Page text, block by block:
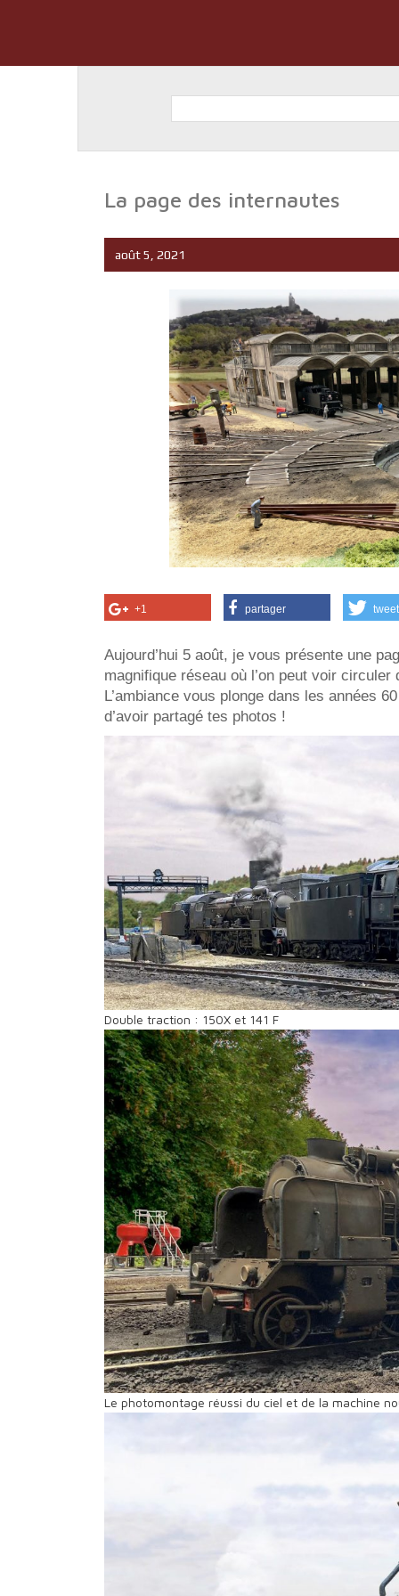
La page des internautes
août 5, 2021
+1 partager tweet
Aujourd’hui 5 août, je vous présente une
magnifique réseau où l’on peut voir
L’ambiance vous plonge dans les années
d’avoir partagé tes photos !
Double traction : 150X et 141 F
Le photomontage réussi du ciel et de la machine